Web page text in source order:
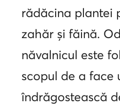
rădăcina plantei
zahăr și făină.
năvalnicul este
scopul de a face
îndrăgostească